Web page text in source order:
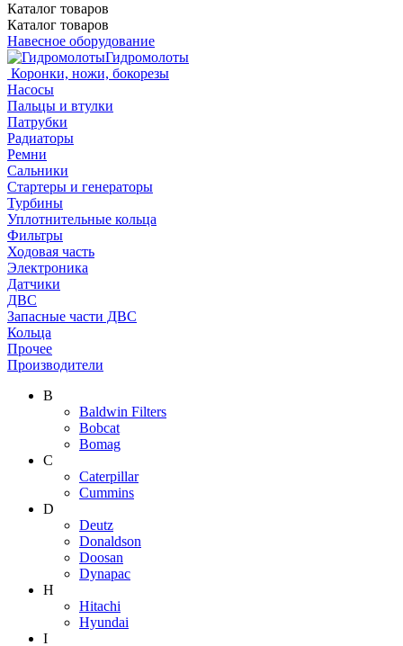
Каталог товаров
Каталог товаров
Навесное оборудование
Гидромолоты
Коронки, ножи, бокорезы
Насосы
Пальцы и втулки
Патрубки
Радиаторы
Ремни
Сальники
Стартеры и генераторы
Турбины
Уплотнительные кольца
Фильтры
Ходовая часть
Электроника
Датчики
ДВС
Запасные части ДВС
Кольца
Прочее
Производители
B
Baldwin Filters
Bobcat
Bomag
C
Caterpillar
Cummins
D
Deutz
Donaldson
Doosan
Dynapac
H
Hitachi
Hyundai
I